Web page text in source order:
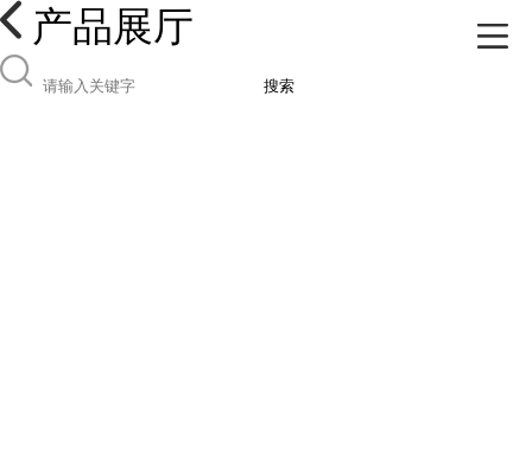
产品展厅
搜索